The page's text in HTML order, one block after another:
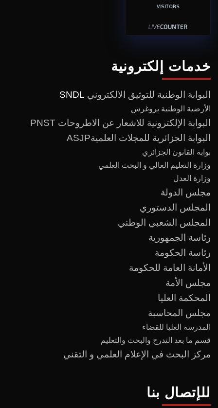
VISITORS
خدمات إلكترونية
البوابة الوطنية للتوثيق الالكتروني
الأرضية الوطنية بروغرس
البوابة الإلكترونية للاشعار عن الاطروحات PNST
البوابة الجزائرية للمجلات العلميةASJP
بوابة القانون الجزائري
وزارة التعليم العالي و البحث العلمي
وزارة العدل
مجلس الدولة
المجلس الدستوري
المجلس الشعبي الوطني
رئاسة الجمهورية
رئاسة الحكومة
الأمانة العامة للحكومة
مجلس الأمة
المحكمة العليا
مجلس المحاسبة
المدرسة العليا للقضاء
قسم ما بعد التدرج و البحث والتعليم
مركز البحث في الإعلام العلمي و التقني
للإتصال بنا